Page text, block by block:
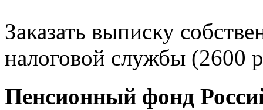
Заказать выписку
налоговой службы (2600
Пенсионный фонд